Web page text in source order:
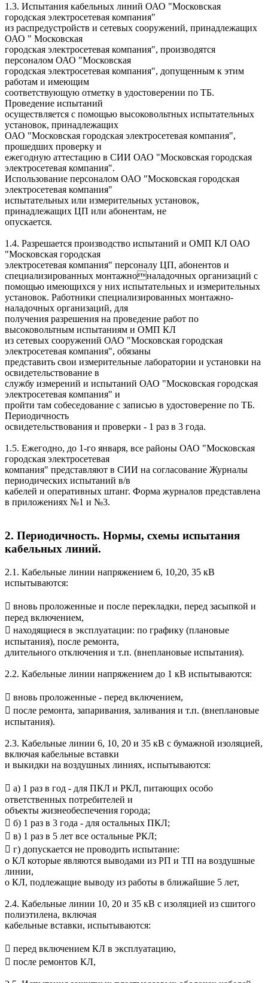
1.3. Испытания кабельных линий ОАО "Московская
городская электросетевая компания"
из распредустройств и сетевых сооружений, принадлежащих
ОАО " Московская
городская электросетевая компания", производятся
персоналом ОАО "Московская
городская электросетевая компания", допущенным к этим
работам и имеющим
соответствующую отметку в удостоверении по ТБ.
Проведение испытаний
осуществляется с помощью высоковольтных испытательных
установок, принадлежащих
ОАО "Московская городская электросетевая компания",
прошедших проверку и
ежегодную аттестацию в СИИ ОАО "Московская городская
электросетевая компания".
Использование персоналом ОАО "Московская городская
электросетевая компания"
испытательных или измерительных установок,
принадлежащих ЦП или абонентам, не
опускается.
1.4. Разрешается производство испытаний и ОМП КЛ ОАО
"Московская городская
электросетевая компания" персоналу ЦП, абонентов и
специализированных монтажноналадочных организаций с
помощью имеющихся у них испытательных и измерительных
установок. Работники специализированных монтажно-
наладочных организаций, для
получения разрешения на проведение работ по
высоковольтным испытаниям и ОМП КЛ
из сетевых сооружений ОАО "Московская городская
электросетевая компания", обязаны
представить свои измерительные лаборатории и установки на
освидетельствование в
службу измерений и испытаний ОАО "Московская городская
электросетевая компания" и
пройти там собеседование с записью в удостоверение по ТБ.
Периодичность
освидетельствования и проверки - 1 раз в 3 года.
1.5. Ежегодно, до 1-го января, все районы ОАО "Московская
городская электросетевая
компания" представляют в СИИ на согласование Журналы
периодических испытаний в/в
кабелей и оперативных штанг. Форма журналов представлена
в приложениях №1 и №3.
2. Периодичность. Нормы, схемы испытания
кабельных линий.
2.1. Кабельные линии напряжением 6, 10,20, 35 кВ
испытываются:
 вновь проложенные и после перекладки, перед засыпкой и
перед включением,
 находящиеся в эксплуатации: по графику (плановые
испытания), после ремонта,
длительного отключения и т.п. (внеплановые испытания).
2.2. Кабельные линии напряжением до 1 кВ испытываются:
 вновь проложенные - перед включением,
 после ремонта, запаривания, заливания и т.п. (внеплановые
испытания).
2.3. Кабельные линии 6, 10, 20 и 35 кВ с бумажной изоляцией,
включая кабельные вставки
и выкидки на воздушных линиях, испытываются:
 а) 1 раз в год - для ПКЛ и РКЛ, питающих особо
ответственных потребителей и
объекты жизнеобеспечения города;
 б) 1 раз в 3 года - для остальных ПКЛ;
 в) 1 раз в 5 лет все остальные РКЛ;
 г) допускается не проводить испытание:
o КЛ которые являются выводами из РП и ТП на воздушные
линии,
o КЛ, подлежащие выводу из работы в ближайшие 5 лет,
2.4. Кабельные линии 10, 20 и 35 кВ с изоляцией из сшитого
полиэтилена, включая
кабельные вставки, испытываются:
 перед включением КЛ в эксплуатацию,
 после ремонтов КЛ,